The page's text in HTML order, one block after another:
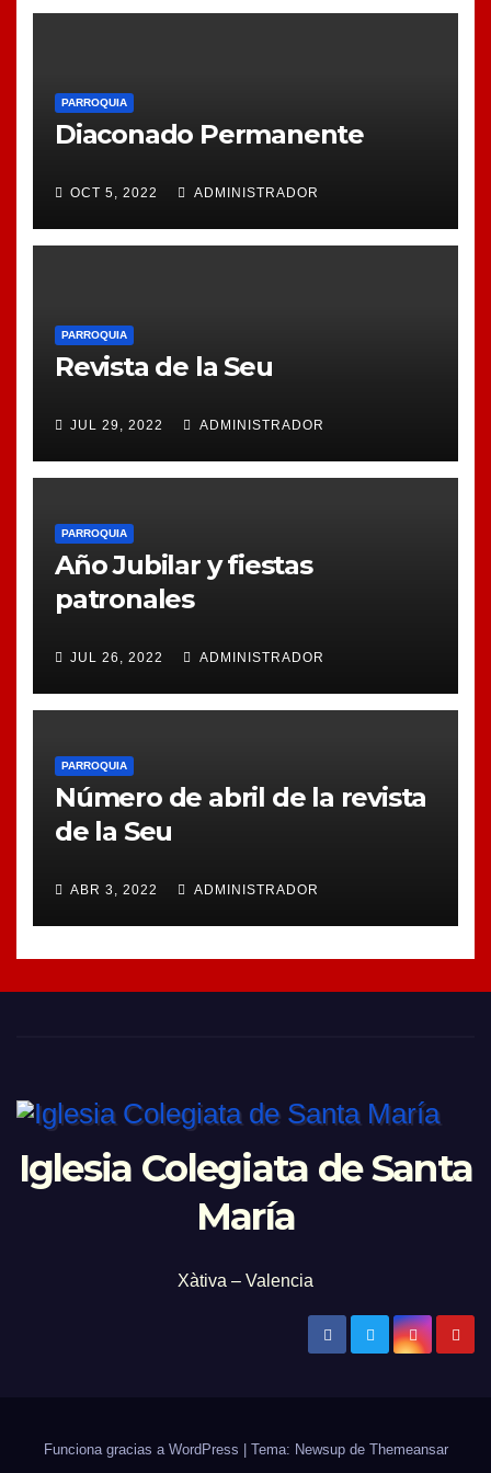
PARROQUIA
Diaconado Permanente
OCT 5, 2022 ADMINISTRADOR
PARROQUIA
Revista de la Seu
JUL 29, 2022 ADMINISTRADOR
PARROQUIA
Año Jubilar y fiestas
patronales
JUL 26, 2022 ADMINISTRADOR
PARROQUIA
Número de abril de la revista
de la Seu
ABR 3, 2022 ADMINISTRADOR
Iglesia Colegiata de Santa
María
Xàtiva – Valencia
Funciona gracias a WordPress Tema: Newsup de Themeansar